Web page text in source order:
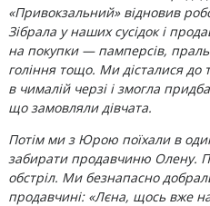
«Привокзальний» відновив
Зібрала у наших сусідок і
на покупки — памперсів,
гоління тощо. Ми дісталися до
в чималій черзі і змогла
що замовляли дівчата.
Потім ми з Юрою поїхали в
забирати продавчиню Олену.
обстріл. Ми безнапасно
продавчині: «Лєна, щось вже